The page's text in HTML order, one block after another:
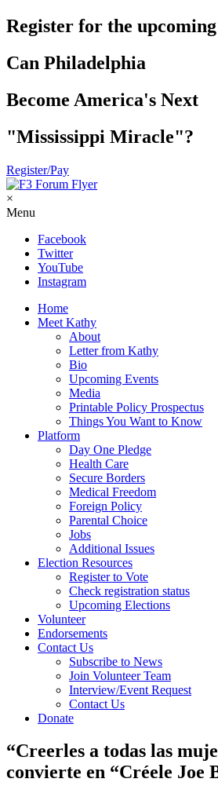
Register for the
Can Philadelphia
Become America's Next
"Mississippi Miracle"?
Register/Pay
×
Menu
Facebook
Twitter
YouTube
Instagram
Home
Meet Kathy
About
Letter from Kathy
Bio
Upcoming Events
Media
Printable Policy Prospectus
Things You Want to Know
Platform
Day One Pledge
Health Care
Secure Borders
Medical Freedom
Foreign Policy
Parental Choice
Jobs
Additional Issues
Election Resources
Register to Vote
Check registration status
Upcoming Elections
Volunteer
Endorsements
Contact Us
Subscribe to News
Join Volunteer Team
Interview/Event Request
Contact Us
Donate
“Creerles a todas las
convierte en “Créele Joe